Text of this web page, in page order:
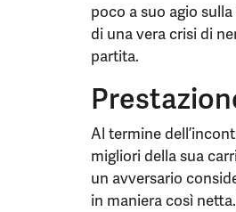
poco a suo agio
di una vera crisi di
partita.
Al termine
migliori della sua
un avversario
in maniera così